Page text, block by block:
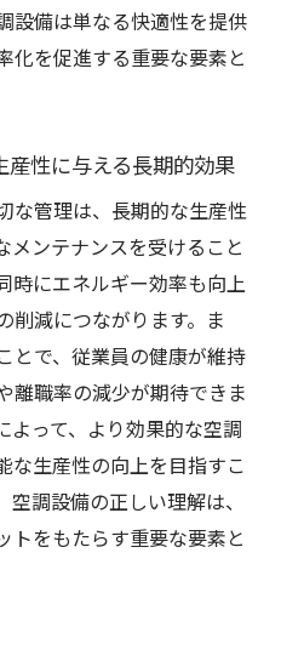
重要性とその影響
設備管理の利点
大化する保守の方法
する空調設備の寿命
スが与える持続的な影
設備は単なる快適性を提供
化を促進する重要な要素と
性に与える長期的効果
な管理は、長期的な生産性
メンテナンスを受けること
時にエネルギー効率も向上
削減につながります。ま
とで、従業員の健康が維持
離職率の減少が期待できま
よって、より効果的な空調
な生産性の向上を目指すこ
調設備の正しい理解は、
トをもたらす重要な要素と